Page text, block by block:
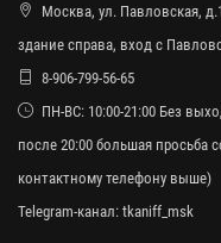
Москва, ул. Павловская,
здание справа, вход с
8-906-799-56-65
ПН-ВС: 10:00-21:00 Без
после 20:00 большая просьба
контактному телефону выше)
Telegram-канал: tkaniff_msk